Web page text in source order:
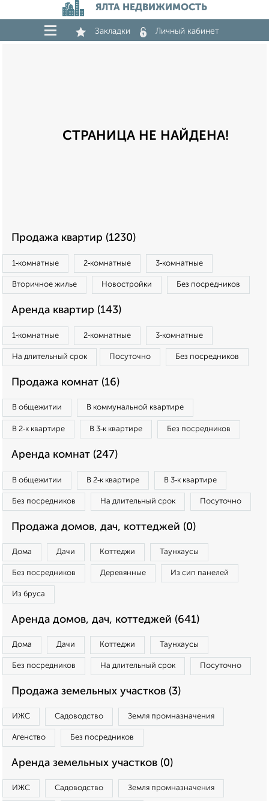
ЯЛТА НЕДВИЖИМОСТЬ
Закладки Личный кабинет
СТРАНИЦА НЕ НАЙДЕНА!
Продажа квартир (1230)
1‑комнатные 2‑комнатные 3‑комнатные
Вторичное жилье Новостройки Без посредников
Аренда квартир (143)
1‑комнатные 2‑комнатные 3‑комнатные
На длительный срок Посуточно Без посредников
Продажа комнат (16)
В общежитии В коммунальной квартире
В 2‑к квартире В 3‑к квартире Без посредников
Аренда комнат (247)
В общежитии В 2‑к квартире В 3‑к квартире
Без посредников На длительный срок Посуточно
Продажа домов, дач, коттеджей (0)
Дома Дачи Коттеджи Таунхаусы
Без посредников Деревянные Из сип панелей
Из бруса
Аренда домов, дач, коттеджей (641)
Дома Дачи Коттеджи Таунхаусы
Без посредников На длительный срок Посуточно
Продажа земельных участков (3)
ИЖС Садоводство Земля промназначения
Агенство Без посредников
Аренда земельных участков (0)
ИЖС Садоводство Земля промназначения